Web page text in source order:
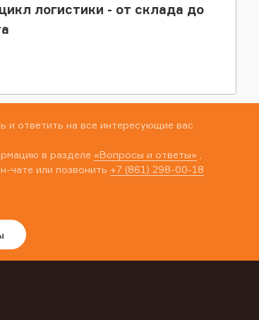
логистики - от склада до
и ответить на все интересующие вас
в разделе «Вопросы и ответы»
чате или позвонить +7 (861) 298-00-18